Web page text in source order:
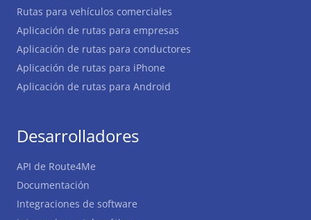
Rutas para vehículos comerciales
Aplicación de rutas para empresas
Aplicación de rutas para conductores
Aplicación de rutas para iPhone
Aplicación de rutas para Android
Desarrolladores
API de Route4Me
Documentación
Integraciones de software